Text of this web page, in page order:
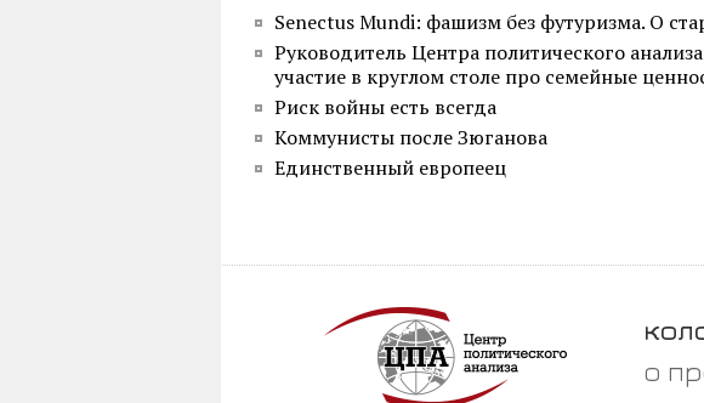
Senectus Mundi: фашизм без футуризма. О
Руководитель Центра политического
участие в круглом столе про семейные
Риск войны есть всегда
Коммунисты после Зюганова
Единственный европеец
о